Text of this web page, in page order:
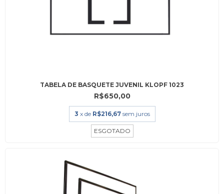
TABELA DE BASQUETE JUVENIL KLOPF 1023
R$650,00
3 x de R$216,67 sem juros
ESGOTADO